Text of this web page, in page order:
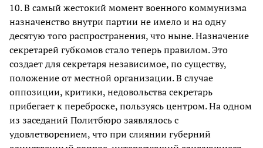
10. В самый жестокий момент военного коммунизма
назначенство внутри партии не имело и на одну
десятую того распространения, что ныне. Назначение
секретарей губкомов стало теперь правилом. Это
создает для секретаря независимое, по существу,
положение от местной организации. В случае
оппозиции, критики, недовольства секретарь
прибегает к переброске, пользуясь центром. На одном
из заседаний Политбюро заявлялось с
удовлетворением, что при слиянии губерний